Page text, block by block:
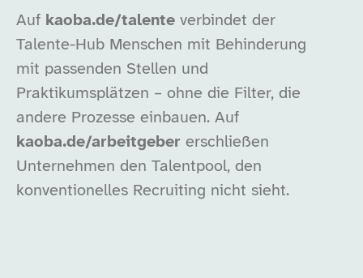
Auf kaoba.de/talente verbindet der
Talente-Hub Menschen mit Behinderung
mit passenden Stellen und
Praktikumsplätzen – ohne die Filter, die
andere Prozesse einbauen. Auf
kaoba.de/arbeitgeber erschließen
Unternehmen den Talentpool, den
konventionelles Recruiting nicht sieht.